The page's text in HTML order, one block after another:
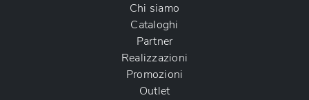
Chi siamo
Cataloghi
Partner
Realizzazioni
Promozioni
Outlet